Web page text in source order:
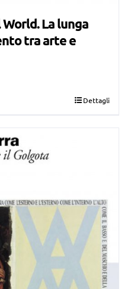
La lunga
tra arte e
Dettagli